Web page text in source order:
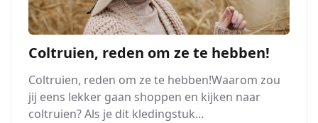
Coltruien, reden om ze te hebben!
Coltruien, reden om ze te hebben!Waarom zou
jij eens lekker gaan shoppen en kijken naar
coltruien? Als je dit kledingstuk...